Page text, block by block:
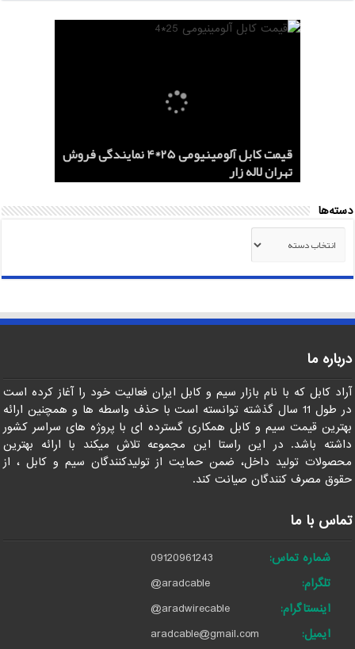
قیمت کابل آلومینیومی 25*4 نمایندگی فروش
تهران لاله زار
هادی آلومینیومی هوایی 50*1 AAC و AAAC
صادرات ماهان کابل
هادی هوایی آلومینیومی AAC و ACSR
صادرات به عراق + ماهان کابل امیر
کابل اردستان 2.5*3 لاستیکی نسوز لیست
قیمت روز
کابل 1.5*2 لاستیکی اردستان مرکز خرید
دسته‌ها
درباره ما
آراد کابل که با نام بازار سیم و کابل ایران فعالیت خود را آغاز کرده است
در طول 11 سال گذشته توانسته است با حذف واسطه ها و همچنین ارائه
بهترین قیمت سیم و کابل همکاری گسترده ای با پروژه های سراسر کشور
داشته باشد. در این راستا این مجموعه تلاش میکند با ارائه بهترین
محصولات تولید داخل، ضمن حمایت از تولیدکنندگان سیم و کابل ، از
حقوق مصرف کنندگان صیانت کند.
تماس با ما
شماره تماس:
09120961243
تلگرام:
@aradcable
اینستاگرام:
@aradwirecable
ایمیل:
aradcable@gmail.com